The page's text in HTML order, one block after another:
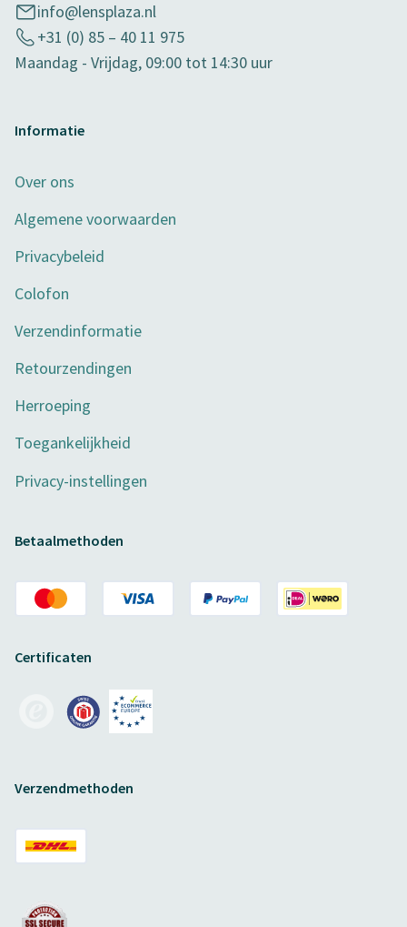
info@lensplaza.nl
+31 (0) 85 – 40 11 975
Maandag - Vrijdag, 09:00 tot 14:30 uur
Informatie
Over ons
Algemene voorwaarden
Privacybeleid
Colofon
Verzendinformatie
Retourzendingen
Herroeping
Toegankelijkheid
Privacy-instellingen
Betaalmethoden
Certificaten
Verzendmethoden